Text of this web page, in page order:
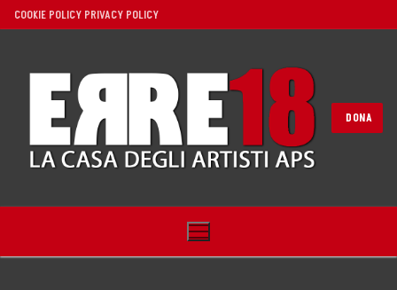
VaiCOOKIE POLICY PRIVACY POLICY
DONA